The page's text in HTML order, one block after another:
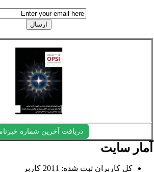
دریافت آخرین شماره خبرنامه
سایت
کل کاربران ثبت شده: 2011 کاربر